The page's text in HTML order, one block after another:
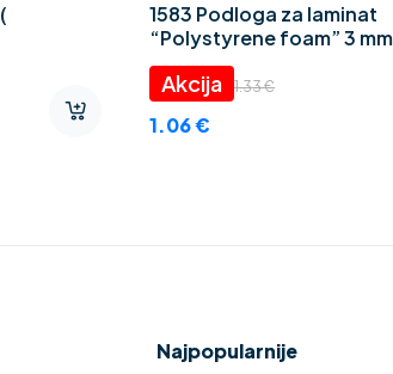
1583 Podloga za laminat
“Polystyrene foam” 3 mm
1.33€
1.06€
Najpopularnije